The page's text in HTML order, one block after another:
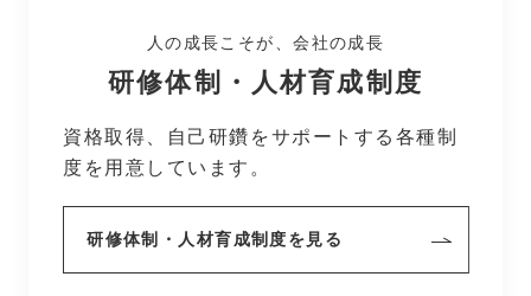
研修体制・人材育成制度
人の成長こそが、会社の成長
資格取得、自己研鑽をサポートする各種制
度を用意しています。
研修体制・人材育成制度を見る